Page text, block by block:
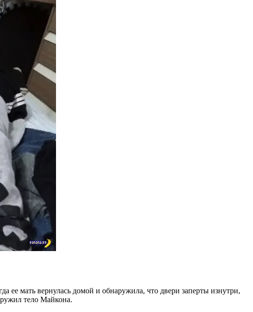
ее мать вернулась домой и обнаружила, что двери заперты изнутри,
тело Майкона.